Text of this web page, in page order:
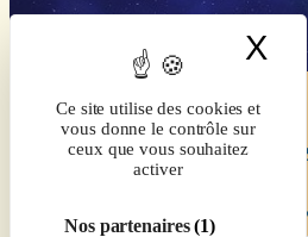
Ce site utilise des cookies et
vous donne le contrôle sur
ceux que vous souhaitez
activer
Nos partenaires(1)
X
Inscrivez-vous pour